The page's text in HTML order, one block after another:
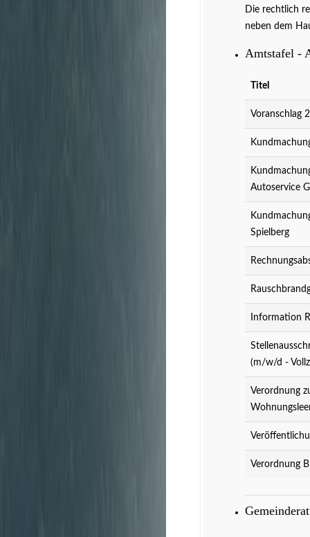
Die rechtlich
neben dem
Amtstafel -
Titel
Voranschlag
Autoservice
Spielberg
Information
(m/w/d -
Verordnung
Verordnung